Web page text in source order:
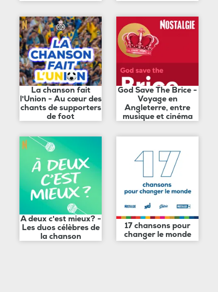
La chanson fait
l'Union - Au cœur des
chants de supporters
de foot
God Save The Brice -
Voyage en
Angleterre, entre
musique et cinéma
A deux c'est mieux? -
Les duos célèbres de
la chanson
17 chansons pour
changer le monde